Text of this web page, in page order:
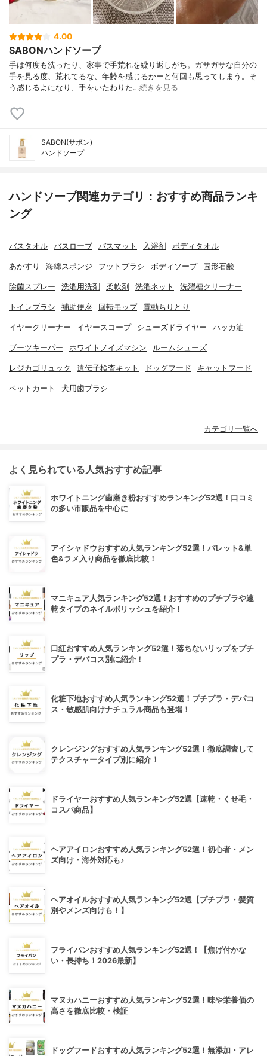
4.00
SABONハンドソープ
手は何度も洗ったり、家事で手荒れを繰り返しがち。ガサガサな自分の
手を見る度、荒れてるな、年齢を感じるかーと何回も思ってしまう。そ
う感じるよになり、手をいたわりた…続きを見る
SABON(サボン)
ハンドソープ
ハンドソープ関連カテゴリ：おすすめ商品ランキ
ング
バスタオル バスローブ バスマット 入浴剤 ボディタオル
あかすり 海綿スポンジ フットブラシ ボディソープ 固形石鹸
除菌スプレー 洗濯用洗剤 柔軟剤 洗濯ネット 洗濯槽クリーナー
トイレブラシ 補助便座 回転モップ 電動ちりとり
イヤークリーナー イヤースコープ シューズドライヤー ハッカ油
ブーツキーパー ホワイトノイズマシン ルームシューズ
レジカゴリュック 遺伝子検査キット ドッグフード キャットフード
ペットカート 犬用歯ブラシ
カテゴリ一覧へ
よく見られている人気おすすめ記事
ホワイトニング歯磨き粉おすすめランキング52選！口コミ
の多い市販品を中心に
アイシャドウおすすめ人気ランキング52選！パレット&単
色&ラメ入り商品を徹底比較！
マニキュア人気ランキング52選！おすすめのプチプラや速
乾タイプのネイルポリッシュを紹介！
口紅おすすめ人気ランキング52選！落ちないリップをプチ
プラ・デパコス別に紹介！
化粧下地おすすめ人気ランキング52選！プチプラ・デパコ
ス・敏感肌向けナチュラル商品も登場！
クレンジングおすすめ人気ランキング52選！徹底調査して
テクスチャータイプ別に紹介！
ドライヤーおすすめ人気ランキング52選【速乾・くせ毛・
コスパ商品】
ヘアアイロンおすすめ人気ランキング52選！初心者・メン
ズ向け・海外対応も♪
ヘアオイルおすすめ人気ランキング52選【プチプラ・髪質
別やメンズ向けも！】
フライパンおすすめ人気ランキング52選！【焦げ付かな
い・長持ち！2026最新】
マヌカハニーおすすめ人気ランキング52選！味や栄養価の
高さを徹底比較・検証
ドッグフードおすすめ人気ランキング52選！無添加・アレ